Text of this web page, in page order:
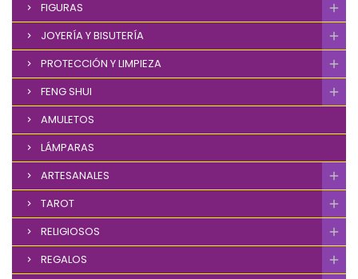
FIGURAS
JOYERÍA Y BISUTERÍA
PROTECCIÓN Y LIMPIEZA
FENG SHUI
AMULETOS
LÁMPARAS
ARTESANALES
TAROT
RELIGIOSOS
REGALOS